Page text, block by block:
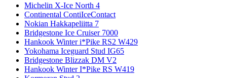
Michelin X-Ice North 4
Continental ContiIceContact
Nokian Hakkapeliitta 7
Bridgestone Ice Cruiser 7000
Hankook Winter i*Pike RS2 W429
Yokohama Iceguard Stud IG65
Bridgestone Blizzak DM V2
Hankook Winter I*Pike RS W419